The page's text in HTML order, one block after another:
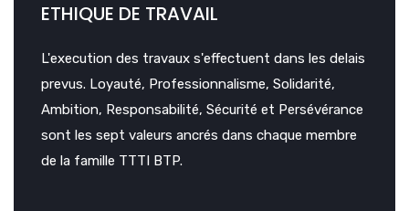
ETHIQUE DE TRAVAIL
L'execution des travaux s'effectuent dans les delais
prevus. Loyauté, Professionnalisme, Solidarité,
Ambition, Responsabilité, Sécurité et Persévérance
sont les sept valeurs ancrés dans chaque membre
de la famille TTTI BTP.